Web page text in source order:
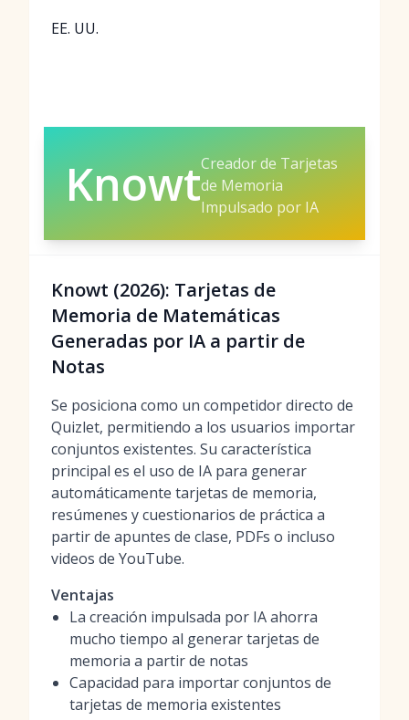
EE. UU.
KnowtCreador de Tarjetas
de Memoria
Impulsado por IA
Knowt (2026): Tarjetas de
Memoria de Matemáticas
Generadas por IA a partir de
Notas
Se posiciona como un competidor directo de
Quizlet, permitiendo a los usuarios importar
conjuntos existentes. Su característica
principal es el uso de IA para generar
automáticamente tarjetas de memoria,
resúmenes y cuestionarios de práctica a
partir de apuntes de clase, PDFs o incluso
videos de YouTube.
Ventajas
La creación impulsada por IA ahorra
mucho tiempo al generar tarjetas de
memoria a partir de notas
Capacidad para importar conjuntos de
tarjetas de memoria existentes